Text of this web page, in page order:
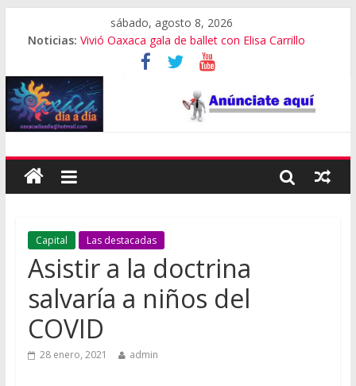
sábado, agosto 8, 2026
Noticias: Vivió Oaxaca gala de ballet con Elisa Carrillo
El pionero de la escalada en Oaxaca
Oaxaca capital, 3er destino más feliz del mundo
Vestimenta en Quialana, expuesta al plagio
Aniversario del Museo Frissell de Mitla
Capital Las destacadas
Asistir a la doctrina
salvaría a niños del
COVID
28 enero, 2021 admin